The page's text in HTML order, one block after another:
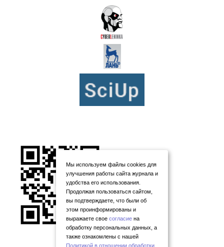
Мы используем файлы cookies для
улучшения работы сайта журнала и
удобства его использования.
Продолжая пользоваться сайтом,
вы подтверждаете, что были об
этом проинформированы и
выражаете свое согласие на
обработку персональных данных, а
также ознакомлены с нашей
Политикой в отношении обработки